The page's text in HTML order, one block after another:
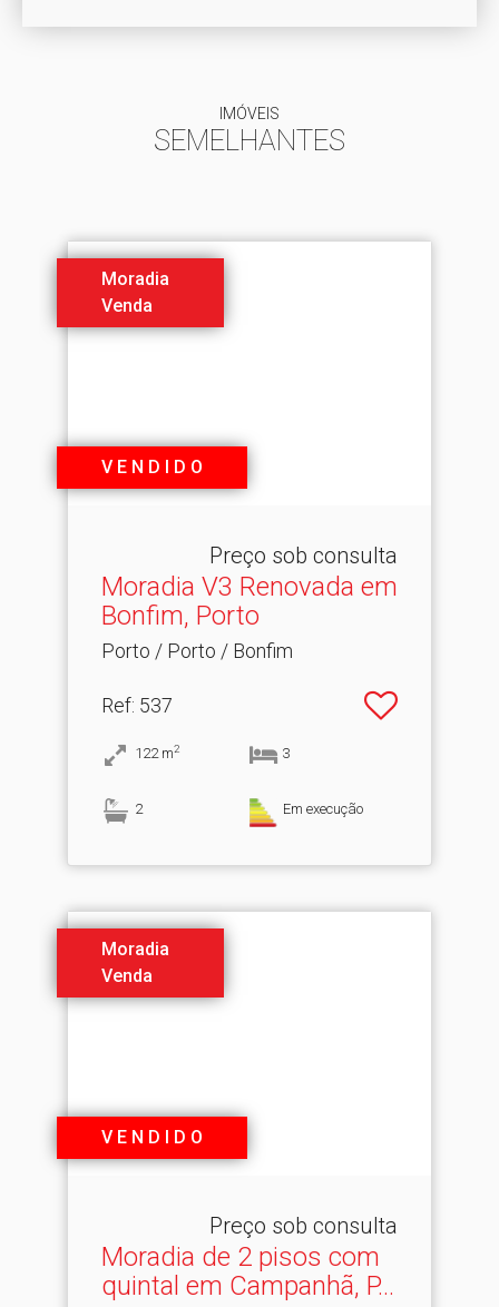
IMÓVEIS
SEMELHANTES
Moradia
Venda
V E N D I D O
Preço sob consulta
Moradia V3 Renovada em
Bonfim, Porto
Porto / Porto / Bonfim
Ref: 537
122 m2 3
2 Em execução
Moradia
Venda
V E N D I D O
Preço sob consulta
Moradia de 2 pisos com
quintal em Campanhã, P.​..